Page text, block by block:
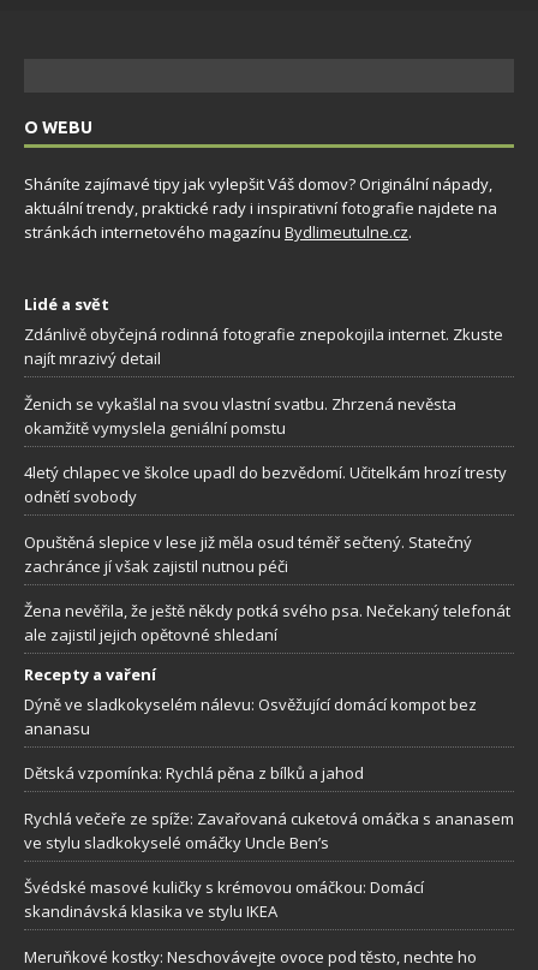
O WEBU
Sháníte zajímavé tipy jak vylepšit Váš domov? Originální nápady,
aktuální trendy, praktické rady i inspirativní fotografie najdete na
stránkách internetového magazínu Bydlimeutulne.cz.
Lidé a svět
Zdánlivě obyčejná rodinná fotografie znepokojila internet. Zkuste
najít mrazivý detail
Ženich se vykašlal na svou vlastní svatbu. Zhrzená nevěsta
okamžitě vymyslela geniální pomstu
4letý chlapec ve školce upadl do bezvědomí. Učitelkám hrozí tresty
odnětí svobody
Opuštěná slepice v lese již měla osud téměř sečtený. Statečný
zachránce jí však zajistil nutnou péči
Žena nevěřila, že ještě někdy potká svého psa. Nečekaný telefonát
ale zajistil jejich opětovné shledaní
Recepty a vaření
Dýně ve sladkokyselém nálevu: Osvěžující domácí kompot bez
ananasu
Dětská vzpomínka: Rychlá pěna z bílků a jahod
Rychlá večeře ze spíže: Zavařovaná cuketová omáčka s ananasem
ve stylu sladkokyselé omáčky Uncle Ben’s
Švédské masové kuličky s krémovou omáčkou: Domácí
skandinávská klasika ve stylu IKEA
Meruňkové kostky: Neschovávejte ovoce pod těsto, nechte ho